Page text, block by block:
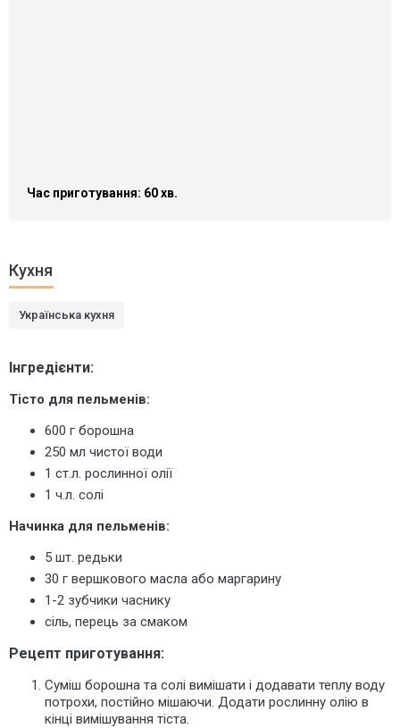
Час приготування: 60 хв.
Кухня
Українська кухня
Інгредієнти:
Тісто для пельменів:
600 г борошна
250 мл чистої води
1 ст.л. рослинної олії
1 ч.л. солі
Начинка для пельменів:
5 шт. редьки
30 г вершкового масла або маргарину
1-2 зубчики часнику
сіль, перець за смаком
Рецепт приготування:
Суміш борошна та солі вимішати і додавати теплу воду
потрохи, постійно мішаючи. Додати рослинну олію в
кінці вимішування тіста.